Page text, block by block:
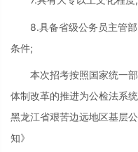
8.具备省级公务员主管
条件;
本次招考按照国家统一
体制改革的推进为公检法系
黑龙江省艰苦边远地区基层
知》